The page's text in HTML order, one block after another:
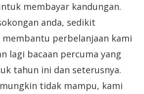
membayar kandungan.
anda, sedikit
membantu perbelanjaan kami
lagi bacaan percuma yang
tahun ini dan seterusnya.
tidak mampu, kami